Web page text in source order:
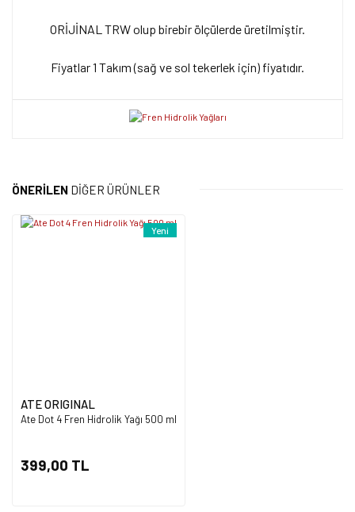
ORİJİNAL TRW olup birebir ölçülerde üretilmiştir.
Fiyatlar 1 Takım (sağ ve sol tekerlek için) fiyatıdır.
Yorum Yaz
tarafımıza iletebilirsiniz.
ÖNERİLEN DİĞER ÜRÜNLER
Yeni
ATE ORIGINAL
Ate Dot 4 Fren Hidrolik Yağı 500 ml
399,00 TL